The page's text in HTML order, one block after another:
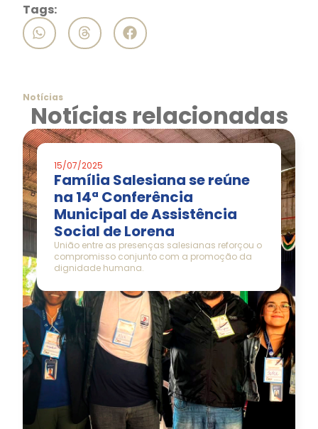
Tags:
Notícias
Notícias relacionadas
15/07/2025
Família Salesiana se reúne
na 14ª Conferência
Municipal de Assistência
Social de Lorena
União entre as presenças salesianas reforçou o
compromisso conjunto com a promoção da
dignidade humana.